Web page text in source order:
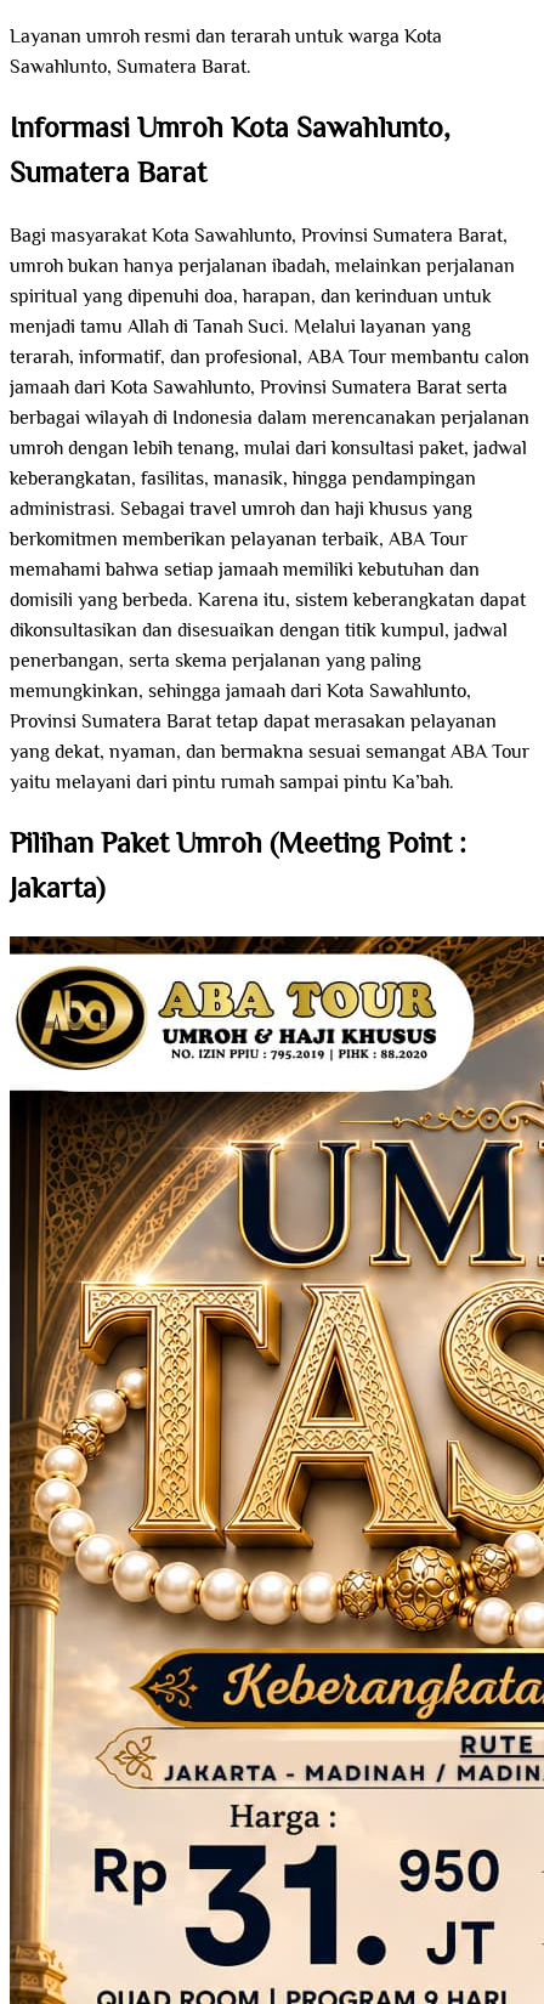
Layanan umroh resmi dan terarah untuk warga Kota
Sawahlunto, Sumatera Barat.
Informasi Umroh Kota Sawahlunto,
Sumatera Barat
Bagi masyarakat Kota Sawahlunto, Provinsi Sumatera Barat,
umroh bukan hanya perjalanan ibadah, melainkan perjalanan
spiritual yang dipenuhi doa, harapan, dan kerinduan untuk
menjadi tamu Allah di Tanah Suci. Melalui layanan yang
terarah, informatif, dan profesional, ABA Tour membantu calon
jamaah dari Kota Sawahlunto, Provinsi Sumatera Barat serta
berbagai wilayah di Indonesia dalam merencanakan perjalanan
umroh dengan lebih tenang, mulai dari konsultasi paket, jadwal
keberangkatan, fasilitas, manasik, hingga pendampingan
administrasi. Sebagai travel umroh dan haji khusus yang
berkomitmen memberikan pelayanan terbaik, ABA Tour
memahami bahwa setiap jamaah memiliki kebutuhan dan
domisili yang berbeda. Karena itu, sistem keberangkatan dapat
dikonsultasikan dan disesuaikan dengan titik kumpul, jadwal
penerbangan, serta skema perjalanan yang paling
memungkinkan, sehingga jamaah dari Kota Sawahlunto,
Provinsi Sumatera Barat tetap dapat merasakan pelayanan
yang dekat, nyaman, dan bermakna sesuai semangat ABA Tour
yaitu melayani dari pintu rumah sampai pintu Ka’bah.
Pilihan Paket Umroh (Meeting Point :
Jakarta)